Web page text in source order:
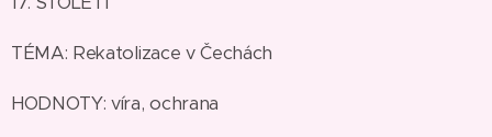
TÉMA: Rekatolizace v Čechách
HODNOTY: víra, ochrana